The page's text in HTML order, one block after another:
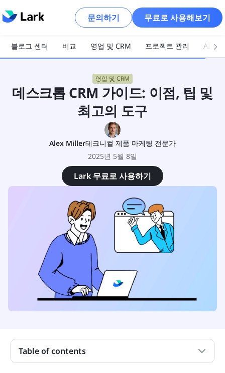
문의하기 무료로 사용해보기
블로그 센터 비교 영업 및 CRM 프로젝트 관리 AI 및
영업 및 CRM
데스크톱 CRM 가이드: 이점, 팁 및
최고의 도구
Alex Miller테크니컬 제품 마케팅 전문가
2025년 5월 8일
Lark 무료로 사용하기
Table of contents
비즈니스에서 CRM 데스크톱 소프트웨어를 도입했
을 때의 이점